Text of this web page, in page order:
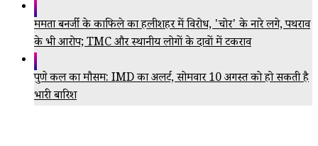
ममता बनर्जी के काफिले का हलीशहर में विरोध, 'चोर' के नारे लगे, पथराव
के भी आरोप; TMC और स्थानीय लोगों के दावों में टकराव
पुणे कल का मौसम: IMD का अलर्ट, सोमवार 10 अगस्त को हो सकती है
भारी बारिश